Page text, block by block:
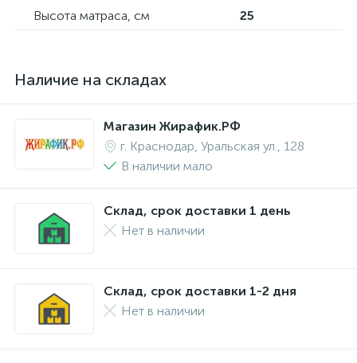
Высота матраса, см
25
Наличие на складах
Магазин Жирафик.РФ
г. Краснодар, Уральская ул., 128
В наличии мало
Склад, срок доставки 1 день
Нет в наличии
Склад, срок доставки 1-2 дня
Нет в наличии